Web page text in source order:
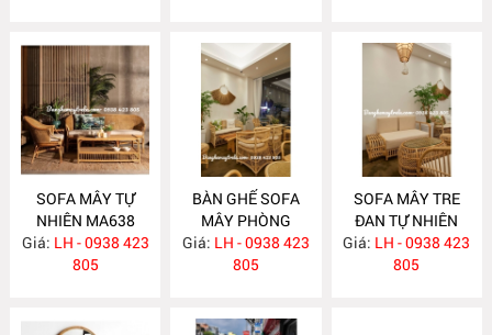
SOFA MÂY TỰ
NHIÊN MA638
Giá: LH - 0938 423
805
BÀN GHẾ SOFA
MÂY PHÒNG
KHÁCH HIỆN ĐẠI
MA637
Giá: LH - 0938 423
805
SOFA MÂY TRE
ĐAN TỰ NHIÊN
MA636
Giá: LH - 0938 423
805